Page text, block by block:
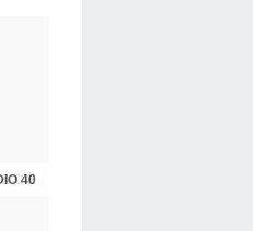
40
CIE